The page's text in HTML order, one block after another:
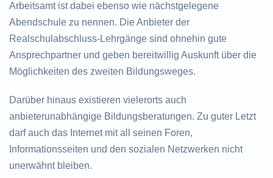
Arbeitsamt ist dabei ebenso wie nächstgelegene
Abendschule zu nennen. Die Anbieter der
Realschulabschluss-Lehrgänge sind ohnehin gute
Ansprechpartner und geben bereitwillig Auskunft über die
Möglichkeiten des zweiten Bildungsweges.
Darüber hinaus existieren vielerorts auch
anbieterunabhängige Bildungsberatungen. Zu guter Letzt
darf auch das Internet mit all seinen Foren,
Informationsseiten und den sozialen Netzwerken nicht
unerwähnt bleiben.